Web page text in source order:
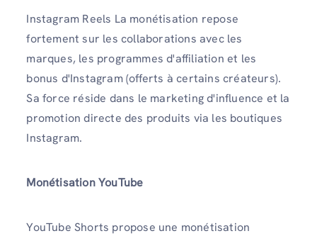
Instagram Reels La monétisation repose
fortement sur les collaborations avec les
marques, les programmes d'affiliation et les
bonus d'Instagram (offerts à certains créateurs).
Sa force réside dans le marketing d'influence et la
promotion directe des produits via les boutiques
Instagram.
Monétisation YouTube
YouTube Shorts propose une monétisation